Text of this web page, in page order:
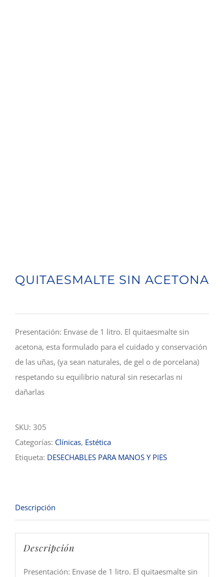
QUITAESMALTE SIN ACETONA
Presentación: Envase de 1 litro. El quitaesmalte sin
acetona, esta formulado para el cuidado y conservación
de las uñas, (ya sean naturales, de gel o de porcelana)
respetando su equilibrio natural sin resecarlas ni
dañarlas
SKU: 305
Categorías: Clínicas, Estética
Etiqueta: DESECHABLES PARA MANOS Y PIES
Descripción
Descripción
Presentación: Envase de 1 litro. El quitaesmalte sin